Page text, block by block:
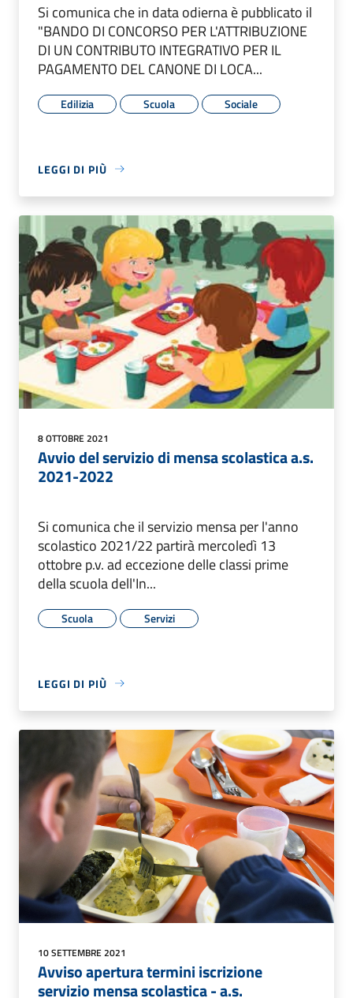
Si comunica che in data odierna è pubblicato il
"BANDO DI CONCORSO PER L'ATTRIBUZIONE
DI UN CONTRIBUTO INTEGRATIVO PER IL
PAGAMENTO DEL CANONE DI LOCA...
Edilizia Scuola Sociale
LEGGI DI PIÙ
8 OTTOBRE 2021
Avvio del servizio di mensa scolastica a.s.
2021-2022
Si comunica che il servizio mensa per l'anno
scolastico 2021/22 partirà mercoledì 13
ottobre p.v. ad eccezione delle classi prime
della scuola dell'In...
Scuola Servizi
LEGGI DI PIÙ
10 SETTEMBRE 2021
Avviso apertura termini iscrizione
servizio mensa scolastica - a.s.